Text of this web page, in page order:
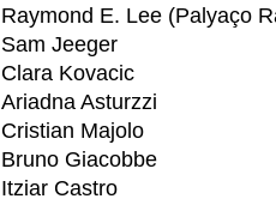
Raymond E. Lee (Palyaço
Sam Jeeger
Clara Kovacic
Ariadna Asturzzi
Cristian Majolo
Bruno Giacobbe
Itziar Castro